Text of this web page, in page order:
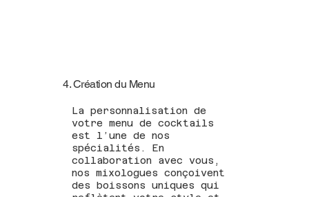
4. Création du Menu
La personnalisation de
votre menu de cocktails
est l’une de nos
spécialités. En
collaboration avec vous,
nos mixologues conçoivent
des boissons uniques qui